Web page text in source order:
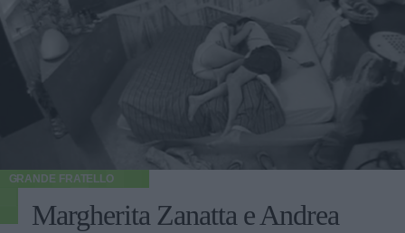
GRANDE FRATELLO
Margherita Zanatta e Andrea